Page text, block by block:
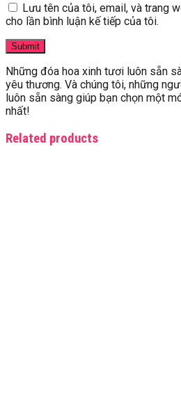
Lưu tên của tôi, email, và trang
cho lần bình luận kế tiếp của tôi.
Những đóa hoa xinh tươi luôn sẵn
yêu thương. Và chúng tôi, những
luôn sẵn sàng giúp bạn chọn một
nhất!
Related products